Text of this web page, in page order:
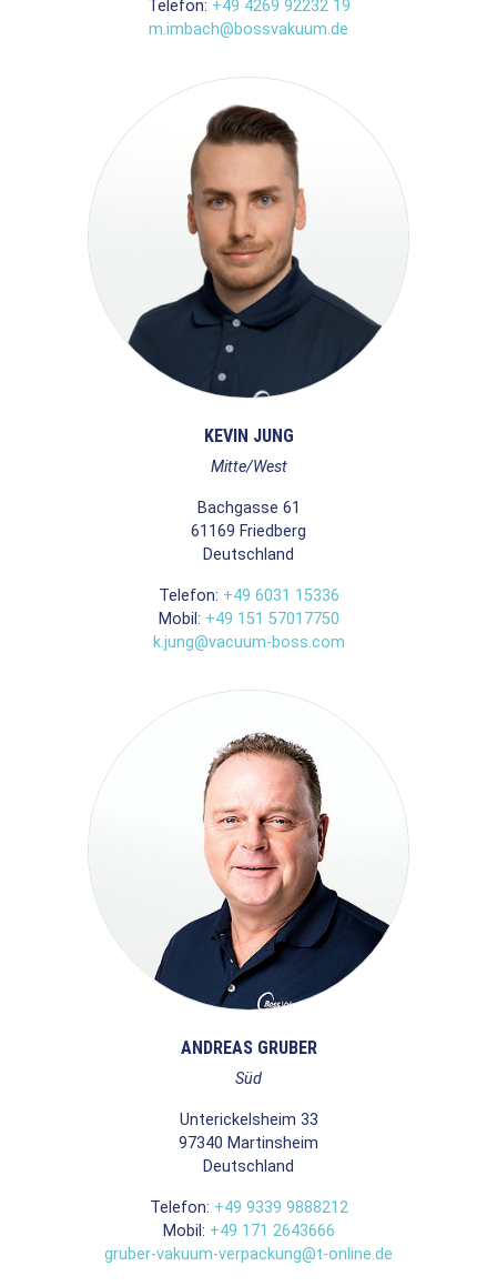
Telefon: +49 4269 92232 19
m.imbach@bossvakuum.de
KEVIN JUNG
Mitte/West
Bachgasse 61
61169 Friedberg
Deutschland
Telefon: +49 6031 15336
Mobil: +49 151 57017750
k.jung@vacuum-boss.com
ANDREAS GRUBER
Süd
Unterickelsheim 33
97340 Martinsheim
Deutschland
Telefon: +49 9339 9888212
Mobil: +49 171 2643666
gruber-vakuum-verpackung@t-online.de